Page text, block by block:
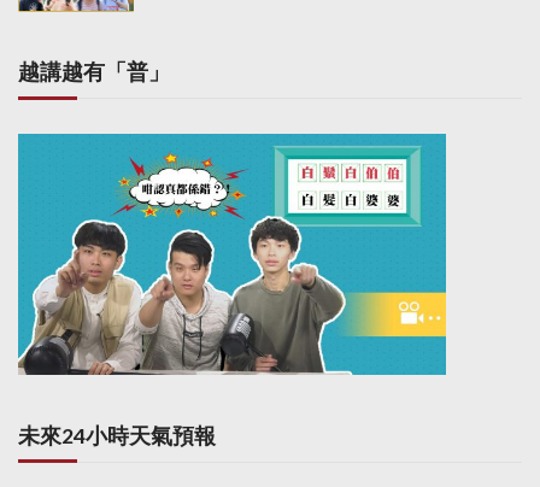
越講越有「普」
未來24小時天氣預報